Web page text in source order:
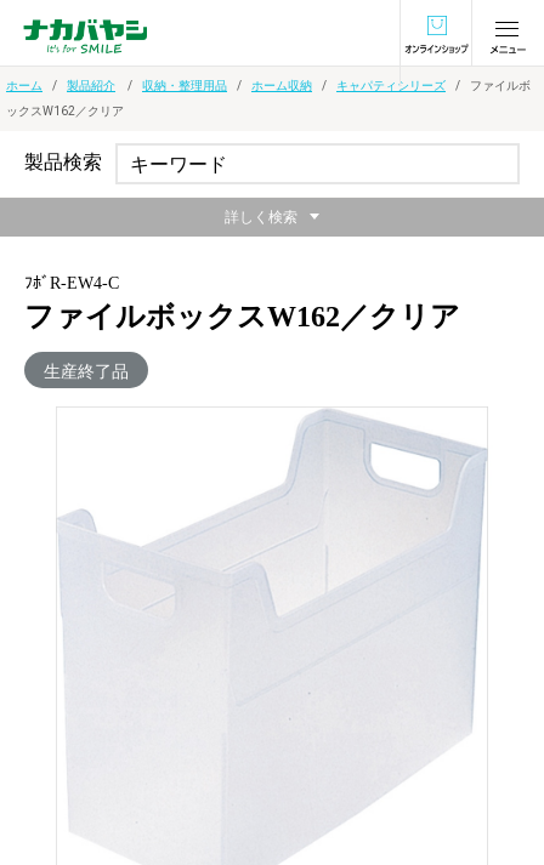
オンラインショ
ホーム 製品紹介 収納・整理用品 ホーム収納 キャパティシリーズ
ファイルボ
ックスW162／クリア
ﾌﾎﾞR-EW4-C
ファイルボックスW162／クリア
生産終了品
環境配慮型、再生材を使用しようしたファイルボ
収納目安：Ａ4ファイル約6冊、ＣＤ・ＤＶＤ約21本
製品検索
詳しく検索